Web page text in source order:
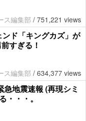
ス編集部 / 751,221 views
ド「キングカズ」が
すぎる！
ス編集部 / 634,377 views
地震速報 (再現シミ
・・・。